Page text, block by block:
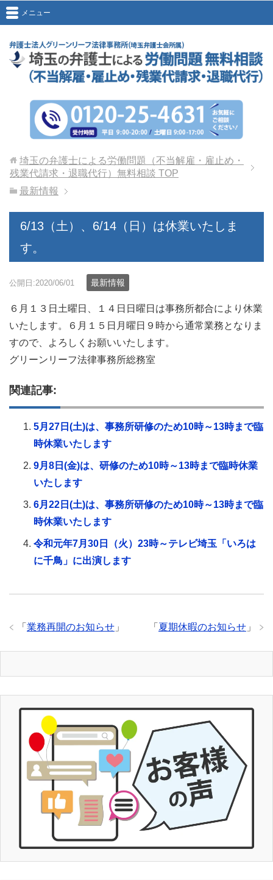
メニュー
埼玉の弁護士による労働問題（不当解雇・雇止め・
残業代請求・退職代行）無料相談 TOP
最新情報
6/13（土）、6/14（日）は休業いたしま
す。
公開日:2020/06/01 最新情報
６月１３日土曜日、１４日日曜日は事務所都合により休業
いたします。６月１５日月曜日９時から通常業務となりま
すので、よろしくお願いいたします。
グリーンリーフ法律事務所総務室
関連記事:
5月27日(土)は、事務所研修のため10時～13時まで臨
時休業いたします
9月8日(金)は、研修のため10時～13時まで臨時休業
いたします
6月22日(土)は、事務所研修のため10時～13時まで臨
時休業いたします
令和元年7月30日（火）23時～テレビ埼玉「いろは
に千鳥」に出演します
「 夏期休暇のお知らせ 」
「 業務再開のお知らせ 」